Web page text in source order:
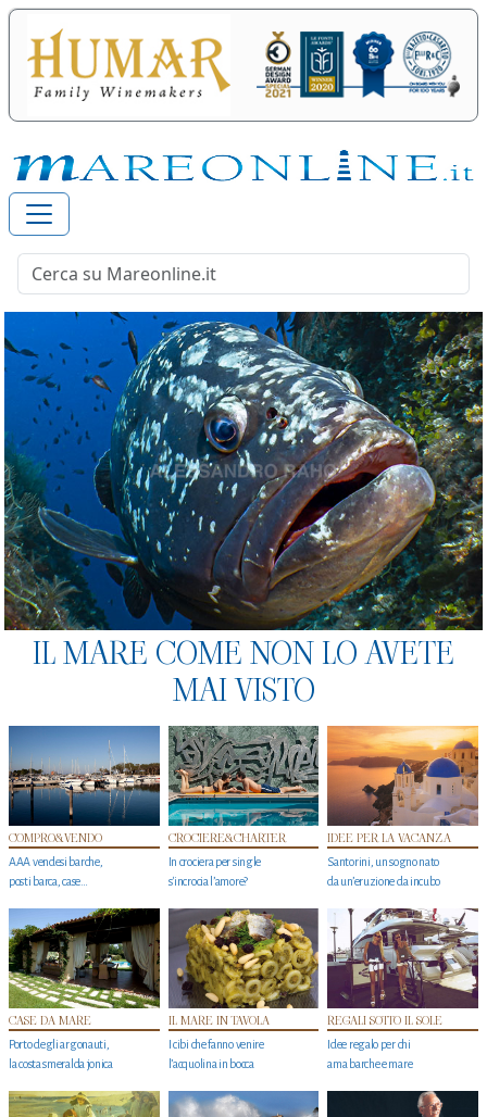
IL MARE COME NON LO AVETE
MAI VISTO
COMPRO&VENDO
AAA vendesi barche,
posti barca, case…
CROCIERE&CHARTER
In crociera per single
s'incrocia l’amore?
IDEE PER LA VACANZA
Santorini, un sogno nato
da un’eruzione da incubo
CASE DA MARE
Porto degli argonauti,
la costa smeralda jonica
IL MARE IN TAVOLA
I cibi che fanno venire
l’acquolina in bocca
REGALI SOTTO IL SOLE
Idee regalo per chi
ama barche e mare